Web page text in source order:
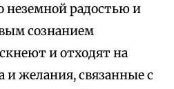
неземной радостью и
сознанием
и отходят на
и желания, связанные с